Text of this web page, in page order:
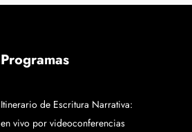
Programas
Itinerario de Escritura Narrativa:
en vivo por videoconferencias